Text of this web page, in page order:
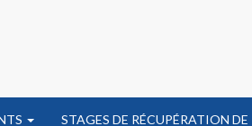
STAGES DE RÉCUPÉRATION